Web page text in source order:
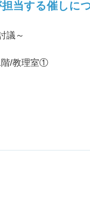
当する催しに
議～
階/教理室①